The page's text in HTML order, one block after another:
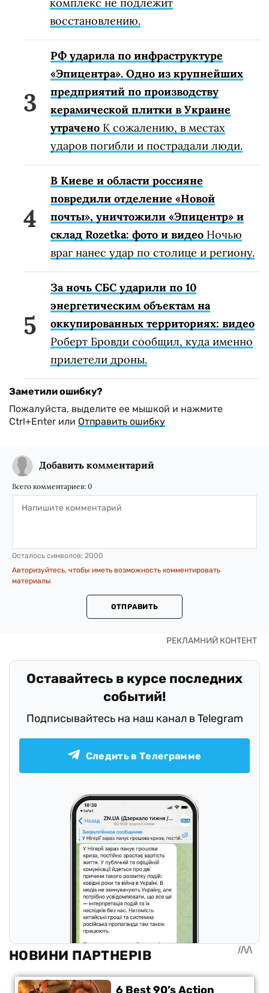
комплекс не подлежит
восстановлению.
РФ ударила по инфраструктуре
«Эпицентра». Одно из крупнейших
предприятий по производству
керамической плитки в Украине
утрачено К сожалению, в местах
ударов погибли и пострадали люди.
В Киеве и области россияне
повредили отделение «Новой
почты», уничтожили «Эпицентр» и
склад Rozetka: фото и видео Ночью
враг нанес удар по столице и региону.
За ночь СБС ударили по 10
энергетическим объектам на
оккупированных территориях: видео
Роберт Бровди сообщил, куда именно
прилетели дроны.
Заметили ошибку?
Пожалуйста, выделите ее мышкой и нажмите
Ctrl+Enter или Отправить ошибку
Добавить комментарий
Всего комментариев: 0
Осталось символов: 2000
Авторизуйтесь, чтобы иметь возможность комментировать
материалы
ОТПРАВИТЬ
Оставайтесь в курсе последних
событий!
Подписывайтесь на наш канал в Telegram
Следить в Телеграмме